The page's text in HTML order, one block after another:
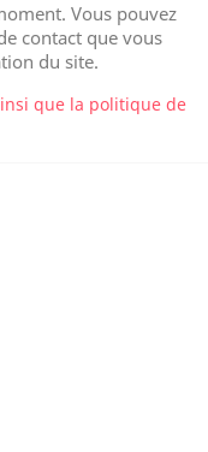
Vous pouvez
contact que vous
du site.
que la politique de